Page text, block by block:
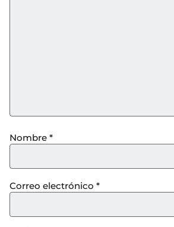
Nombre *
Correo electrónico *